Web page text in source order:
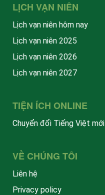
LỊCH VẠN NIÊN
Lịch vạn niên hôm nay
Lịch vạn niên 2025
Lịch vạn niên 2026
Lịch vạn niên 2027
TIỆN ÍCH ONLINE
Chuyển đổi Tiếng Việt mới
VỀ CHÚNG TÔI
Liên hệ
Privacy policy